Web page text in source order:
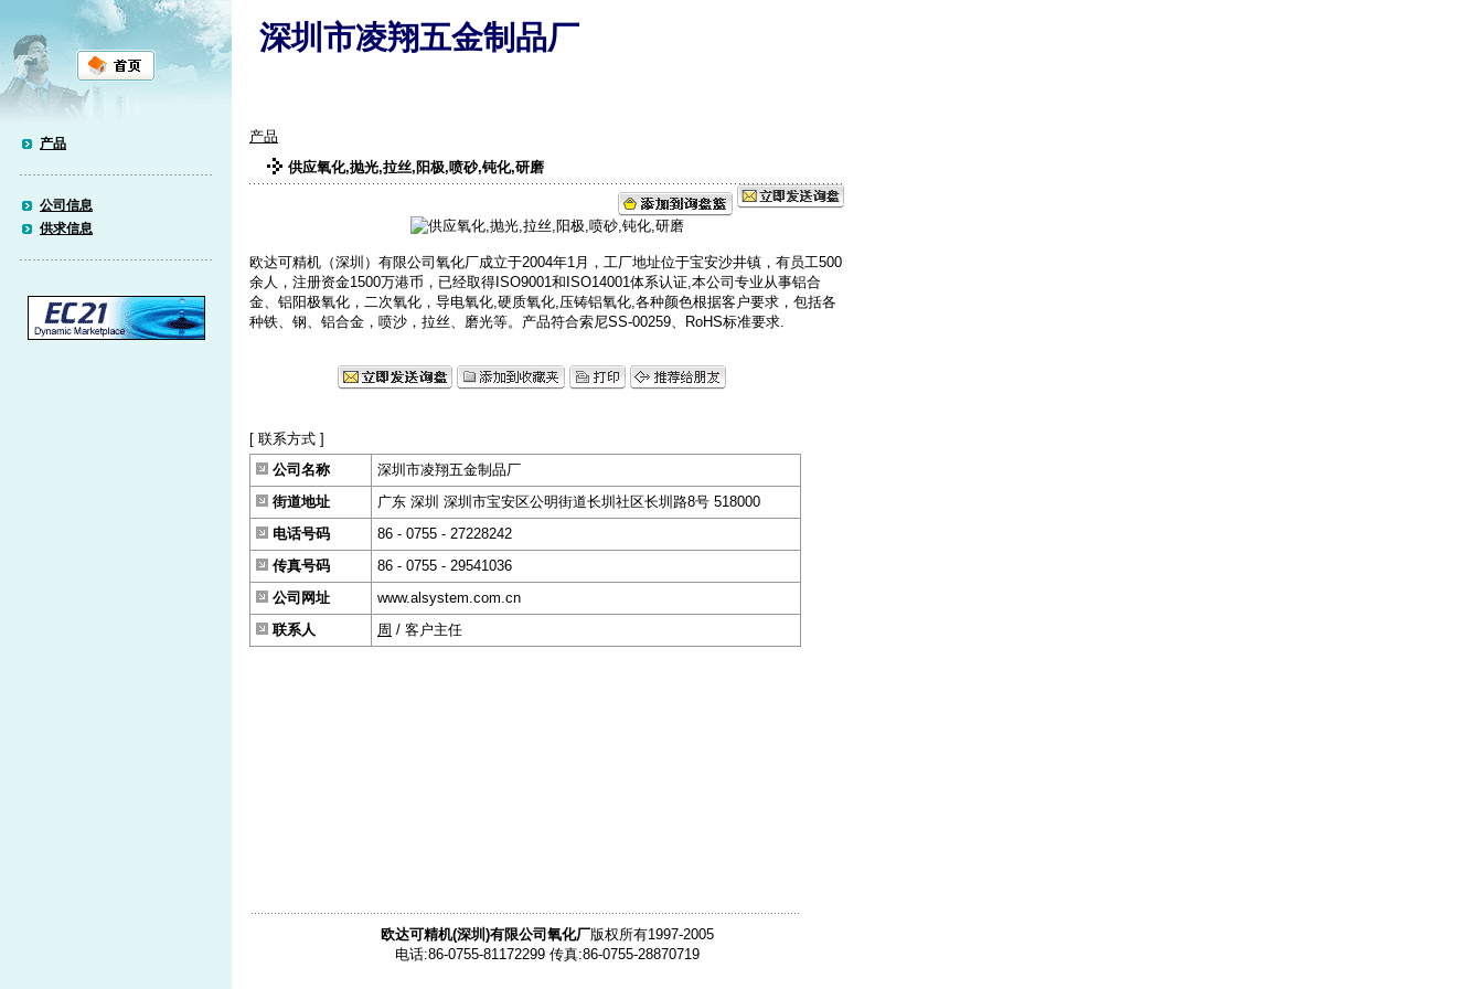
产品
公司信息
供求信息
深圳市凌翔五金制品厂
产品
供应氧化,抛光,拉丝,阳极,喷砂,钝化,研磨
欧达可精机（深圳）有限公司氧化厂成立于2004年1月，工厂地址位于宝安沙井镇，有员工500
余人，注册资金1500万港币，已经取得ISO9001和ISO14001体系认证,本公司专业从事铝合
金、铝阳极氧化，二次氧化，导电氧化,硬质氧化,压铸铝氧化,各种颜色根据客户要求，包括各
种铁、钢、铝合金，喷沙，拉丝、磨光等。产品符合索尼SS-00259、RoHS标准要求.
[ 联系方式 ]
公司名称
深圳市凌翔五金制品厂
街道地址
广东 深圳 深圳市宝安区公明街道长圳社区长圳路8号 518000
电话号码
86 - 0755 - 27228242
传真号码
86 - 0755 - 29541036
公司网址
www.alsystem.com.cn
联系人
周 / 客户主任
欧达可精机(深圳)有限公司氧化厂版权所有1997-2005
电话:86-0755-81172299 传真:86-0755-28870719